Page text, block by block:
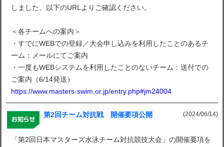
しました。以下のURLよりご確認ください。
＜各チームへの案内＞
・すでにWEBでの登録／大会申し込みを利用したことのあるチ
ーム：メールにてご案内
・一度もWEBシステムを利用したことのないチーム：送付での
ご案内（6/14発送）
https://www.masters-swim.or.jp/entry.php#jm24004
(2024/06/14)
第2回チーム対抗戦 開催要項公開
「第2回日本マスターズ水泳チーム対抗競技大会」の開催要項を